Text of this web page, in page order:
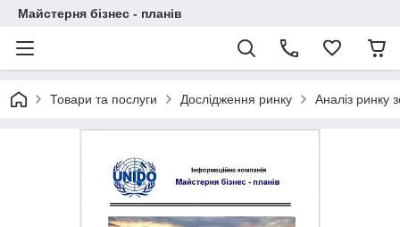
Майстерня бізнес - планів
Товари та послуги Дослідження ринку Аналіз ринку